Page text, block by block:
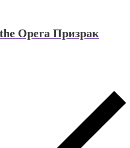
Opera Призрак